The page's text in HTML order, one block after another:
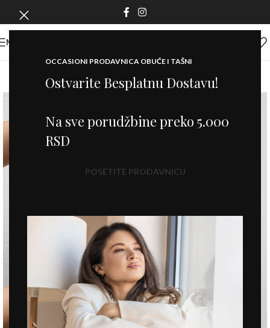
OCCASIONI PRODAVNICA OBUĆE I TAŠNI
Ostvarite Besplatnu Dostavu!
Na sve porudžbine preko 5.000
RSD
POSETITE PRODAVNICU
MENI